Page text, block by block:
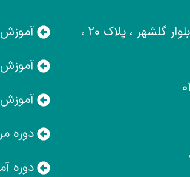
آدرس : تهران ، جردن ، بلوار گلشهر ، پلاک 20 ،
دوره
دوره